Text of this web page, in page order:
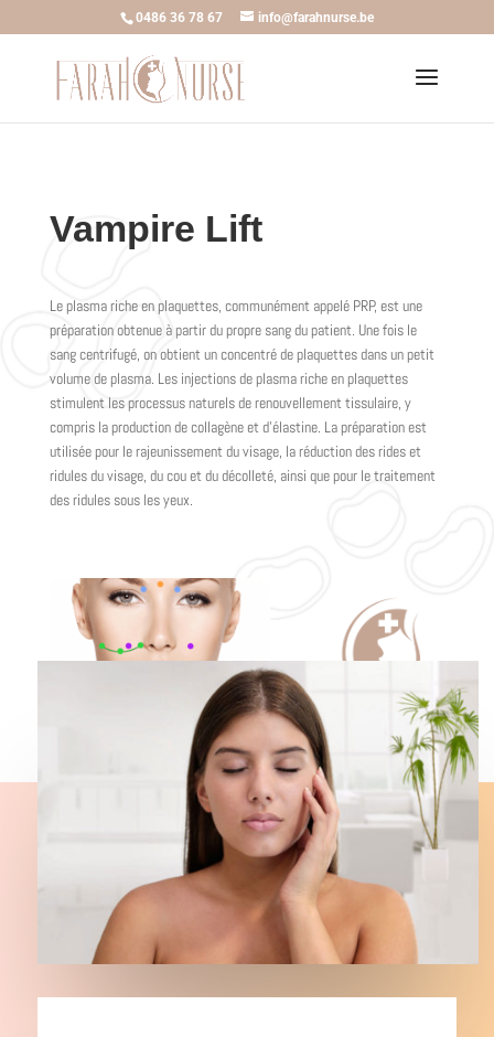
0486 36 78 67 info@farahnurse.be
Vampire Lift
Le plasma riche en plaquettes, communément appelé PRP, est une
préparation obtenue à partir du propre sang du patient. Une fois le
sang centrifugé, on obtient un concentré de plaquettes dans un petit
volume de plasma. Les injections de plasma riche en plaquettes
stimulent les processus naturels de renouvellement tissulaire, y
compris la production de collagène et d’élastine. La préparation est
utilisée pour le rajeunissement du visage, la réduction des rides et
ridules du visage, du cou et du décolleté, ainsi que pour le traitement
des ridules sous les yeux.